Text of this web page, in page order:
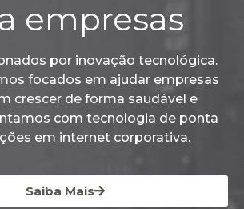
empresas
por inovação tecnológica.
focados em ajudar empresas
crescer de forma saudável e
com tecnologia de ponta
em internet corporativa.
Saiba Mais